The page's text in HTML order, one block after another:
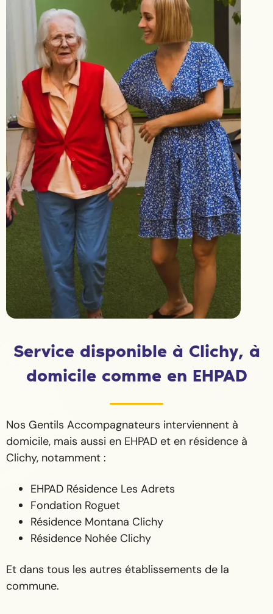
Service disponible à Clichy, à
domicile comme en EHPAD
Nos Gentils Accompagnateurs interviennent à
domicile, mais aussi en EHPAD et en résidence à
Clichy, notamment :
EHPAD Résidence Les Adrets
Fondation Roguet
Résidence Montana Clichy
Résidence Nohée Clichy
Et dans tous les autres établissements de la
commune.